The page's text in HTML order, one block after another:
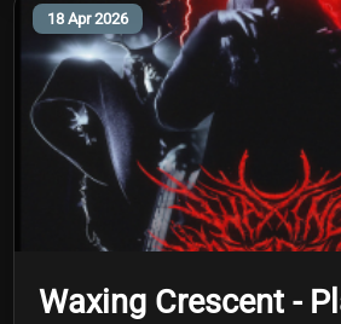
18 Apr 2026
Waxing Crescent -